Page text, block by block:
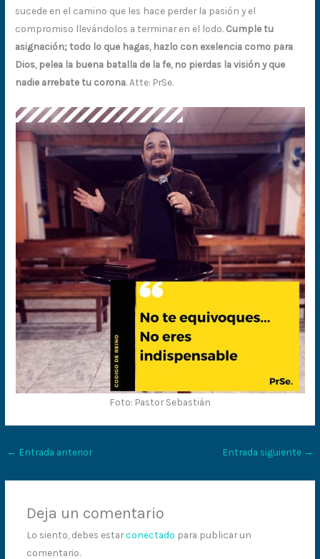
sucede en el camino que les hace perder la pasión y el
compromiso llevándolos a terminar en el lodo. Cumple tu
asignación; todo lo que hagas, hazlo con exelencia como para
Dios, pelea la buena batalla de la fe, no pierdas la visión y que
nadie arrebate tu corona. Atte: PrSe.
Foto: Pastor Sebastián
← Entrada anterior Entrada siguiente →
Deja un comentario
Lo siento, debes estarconectado para publicar un
comentario.